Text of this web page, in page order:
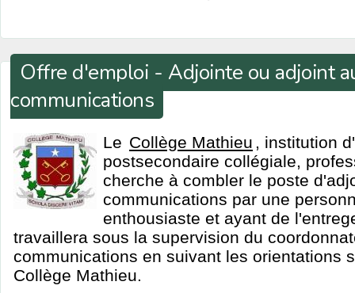
Offre d'emploi - Adjointe ou adjoint
communications
Le Collège Mathieu , institution
postsecondaire collégiale,
cherche à combler le poste
communications par une
enthousiaste et ayant de
travaillera sous la supervision du
communications en suivant les orientations
Collège Mathieu.